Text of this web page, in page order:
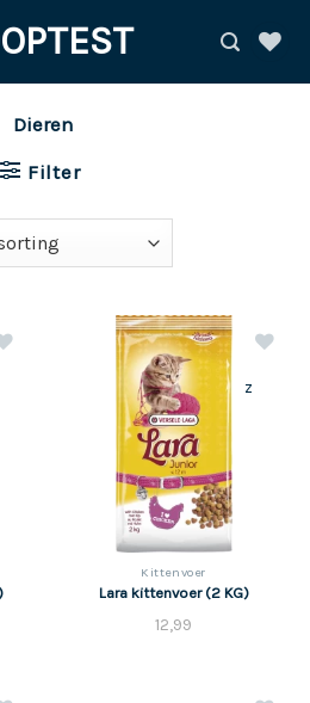
Dieren
Filter
z
Kittenvoer
Lara kittenvoer (2 KG)
12,99